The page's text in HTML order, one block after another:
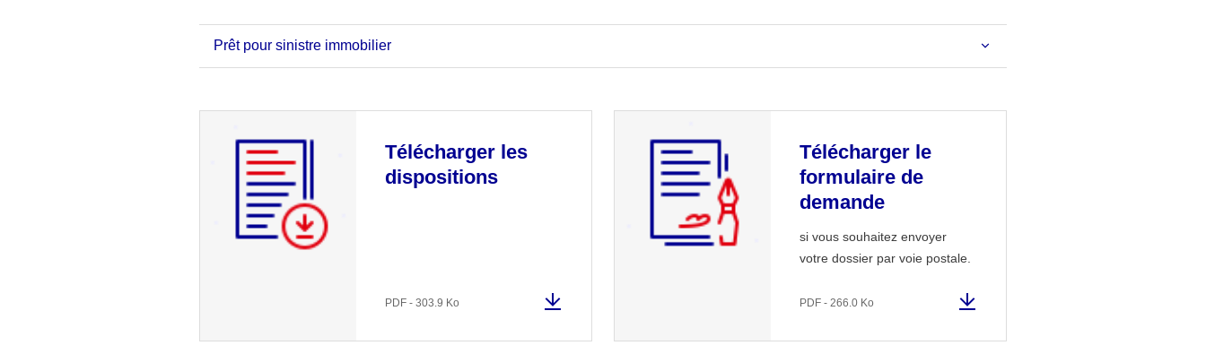
Prêt pour sinistre immobilier
Télécharger les
dispositions
PDF - 303.9 Ko
Télécharger le
formulaire de
demande
si vous souhaitez envoyer
votre dossier par voie postale.
PDF - 266.0 Ko